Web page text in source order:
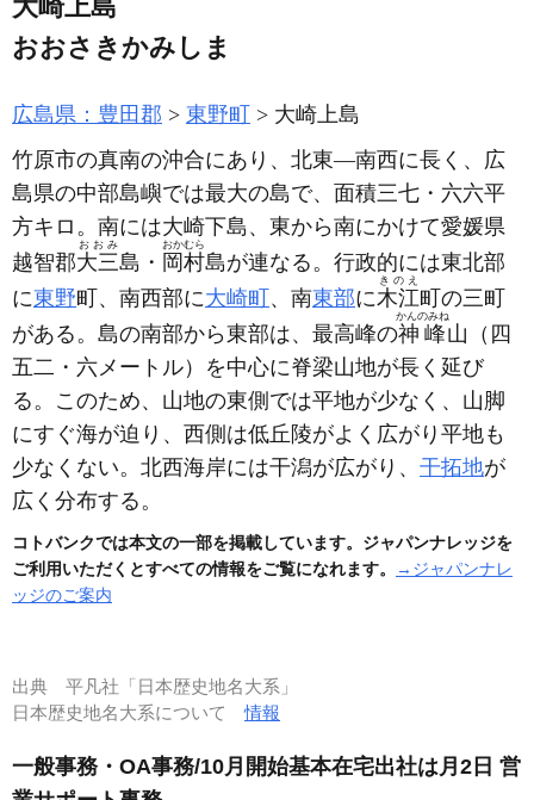
大崎上島
おおさきかみしま
広島県：豊田郡 東野町
大崎上島
竹原市の真南の沖合にあり、北東―南西に長く、広
島県の中部島嶼では最大の島で、面積三七・六六平
方キロ。南には大崎下島、東から南にかけて愛媛県
越智郡大三
おおみ
島・ 岡村
おかむら
島が連なる。行政的には東北部
に東野町、南西部に大崎町 、南東部に木江
きのえ
町の三町
がある。島の南部から東部は、最高峰の神峰
かんのみね
山 （四
五二・六メートル） を中心に脊梁山地が長く延び
る。このため、山地の東側では平地が少なく、山脚
にすぐ海が迫り、西側は低丘陵がよく広がり平地も
少なくない。北西海岸には干潟が広がり、 干拓地が
広く分布する。
コトバンクでは本文の一部を掲載しています。ジャパンナレッジを
ご利用いただくとすべての情報をご覧になれます。
→ジャパンナレ
ッジのご案内
出典 平凡社「日本歴史地名大系」
日本歴史地名大系について情報
一般事務・OA事務/10月開始基本在宅出社は月2日 営